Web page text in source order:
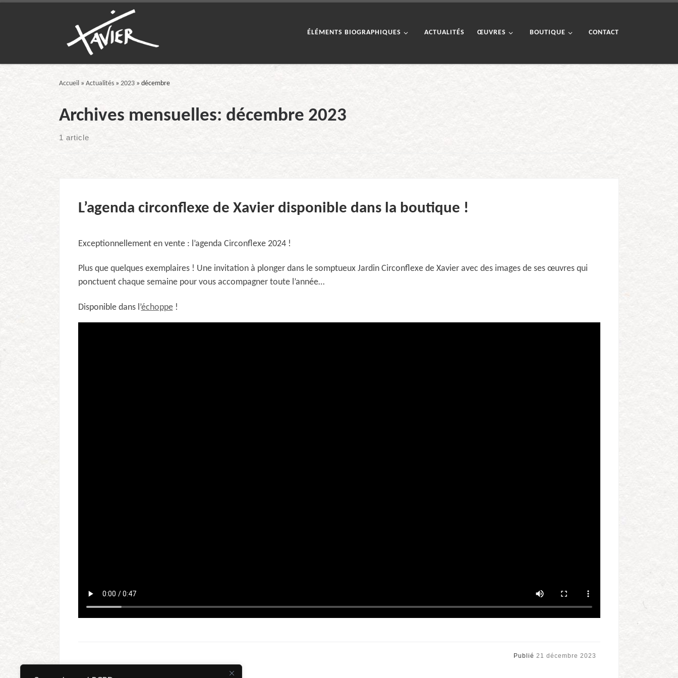
ÉLÉMENTS BIOGRAPHIQUES ACTUALITÉS ŒUVRES BOUTIQUE CONTACT
Accueil » Actualités » 2023 » décembre
Archives mensuelles: décembre 2023
1 article
L’agenda circonflexe de Xavier disponible dans la boutique !
Exceptionnellement en vente : l’agenda Circonflexe 2024 !
Plus que quelques exemplaires ! Une invitation à plonger dans le somptueux Jardin Circonflexe de Xavier avec des images de ses œuvres qui
ponctuent chaque semaine pour vous accompagner toute l’année…
Disponible dans l’échoppe!
Publié 21 décembre 2023